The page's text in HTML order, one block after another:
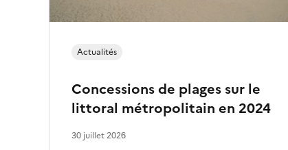
Concessions de plages sur le
littoral métropolitain en 2024
Actualités
30 juillet 2026